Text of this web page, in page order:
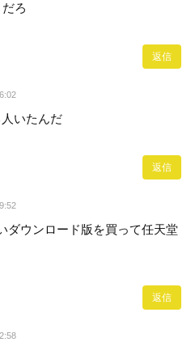
ろ
返信
いたんだ
返信
ダウンロード版を買って任天堂
返信